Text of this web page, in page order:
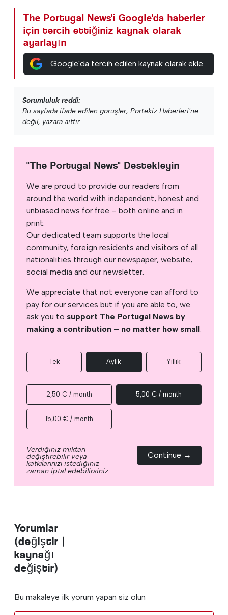
The Portugal News'i Google'da haberler
için tercih ettiğiniz kaynak olarak
ayarlayın
Google'da tercih edilen kaynak olarak ekle
Sorumluluk reddi:
Bu sayfada ifade edilen görüşler, Portekiz Haberleri'ne
değil, yazara aittir.
"The Portugal News" Destekleyin
We are proud to provide our readers from
around the world with independent, honest and
unbiased news for free – both online and in
print.
Our dedicated team supports the local
community, foreign residents and visitors of all
nationalities through our newspaper, website,
social media and our newsletter.
We appreciate that not everyone can afford to
pay for our services but if you are able to, we
ask you to support The Portugal News by
making a contribution – no matter how small.
Tek Aylık Yıllık
2,50 € / month 5,00 € / month
15,00 € / month
Verdiğiniz miktarı
değiştirebilir veya
katkılarınızı istediğiniz
zaman iptal edebilirsiniz.
Continue →
Yorumlar
(değiştir |
kaynağı
değiştir)
Bu makaleye ilk yorum yapan siz olun